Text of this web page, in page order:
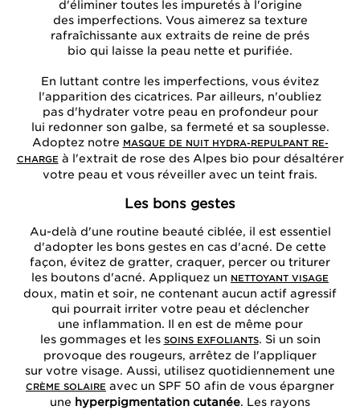
d'éliminer toutes les impuretés à l'origine
des imperfections. Vous aimerez sa texture
rafraîchissante aux extraits de reine de prés
bio qui laisse la peau nette et purifiée.
En luttant contre les imperfections, vous évitez
l'apparition des cicatrices. Par ailleurs, n'oubliez
pas d'hydrater votre peau en profondeur pour
lui redonner son galbe, sa fermeté et sa souplesse.
Adoptez notre MASQUE DE NUIT HYDRA-REPULPANT RE-
CHARGE à l'extrait de rose des Alpes bio pour désaltérer
votre peau et vous réveiller avec un teint frais.
Les bons gestes
Au-delà d'une routine beauté ciblée, il est essentiel
d'adopter les bons gestes en cas d'acné. De cette
façon, évitez de gratter, craquer, percer ou triturer
les boutons d'acné. Appliquez un NETTOYANT VISAGE
doux, matin et soir, ne contenant aucun actif agressif
qui pourrait irriter votre peau et déclencher
une inflammation. Il en est de même pour
les gommages et les SOINS EXFOLIANTS. Si un soin
provoque des rougeurs, arrêtez de l'appliquer
sur votre visage. Aussi, utilisez quotidiennement une
CRÈME SOLAIRE avec un SPF 50 afin de vous épargner
une hyperpigmentation cutanée. Les rayons